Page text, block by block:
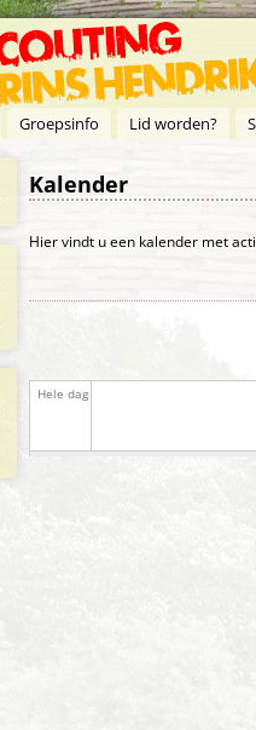
Groepsinfo Lid worden?
Kalender
Primaire tabs
Hier vindt u een kalender met
Hele dag